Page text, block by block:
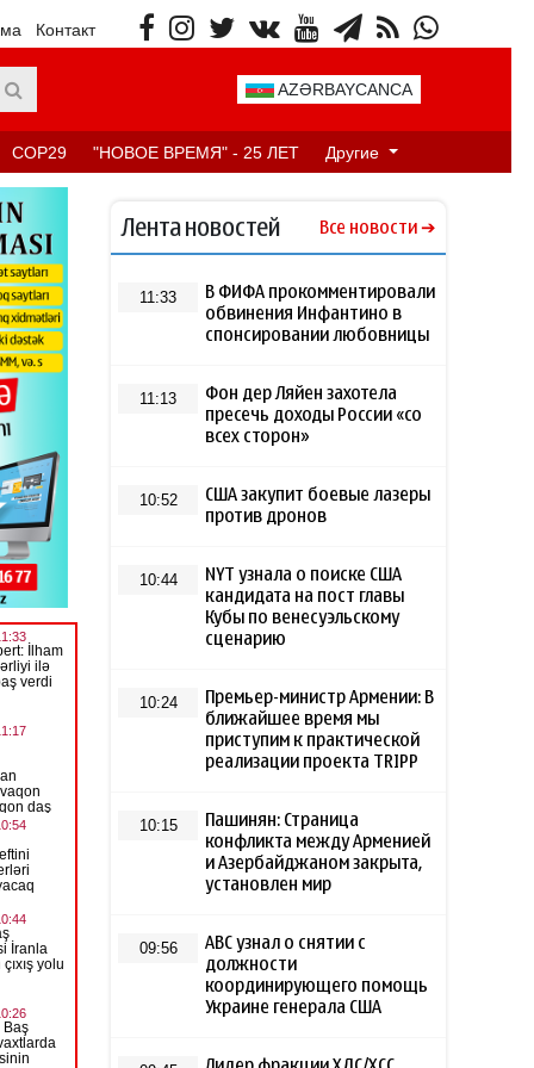
Контакт
AZƏRBAYCANCA
COP29 "НОВОЕ ВРЕМЯ" - 25 ЛЕТ Другие
Лента новостей Все новости
11:33
В ФИФА прокомментировали
обвинения Инфантино в
спонсировании любовницы
11:13
Фон дер Ляйен захотела
пресечь доходы России «со
всех сторон»
10:52
США закупит боевые лазеры
против дронов
10:44
NYT узнала о поиске США
кандидата на пост главы
Кубы по венесуэльскому
сценарию
10:24
Премьер-министр Армении: В
ближайшее время мы
приступим к практической
реализации проекта TRIPP
10:15
Пашинян: Страница
конфликта между Арменией
и Азербайджаном закрыта,
установлен мир
09:56
ABC узнал о снятии с
должности
координирующего помощь
Украине генерала США